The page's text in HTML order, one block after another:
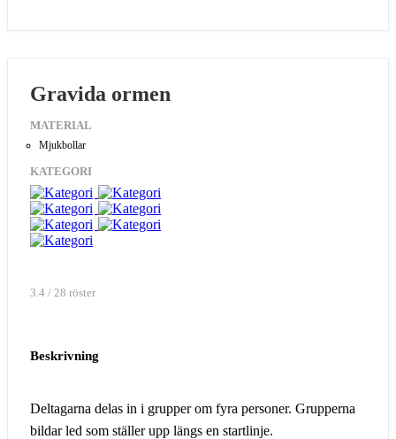
Gravida ormen
MATERIAL
Mjukbollar
KATEGORI
3.4 / 28 röster
Beskrivning
Deltagarna delas in i grupper om fyra personer. Grupperna
bildar led som ställer upp längs en startlinje.